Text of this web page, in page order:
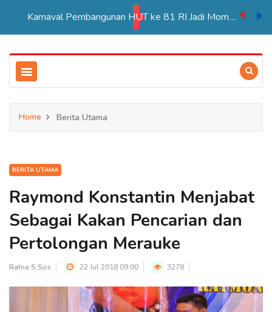
Karnaval Pembangunan HUT ke 81 RI Jadi Momentum Perkuat Persatuan di Merauke
Home Berita Utama
BERITA UTAMA
Raymond Konstantin Menjabat
Sebagai Kakan Pencarian dan
Pertolongan Merauke
Ratna S.Sos 22 Jul 2018 09:00 3278